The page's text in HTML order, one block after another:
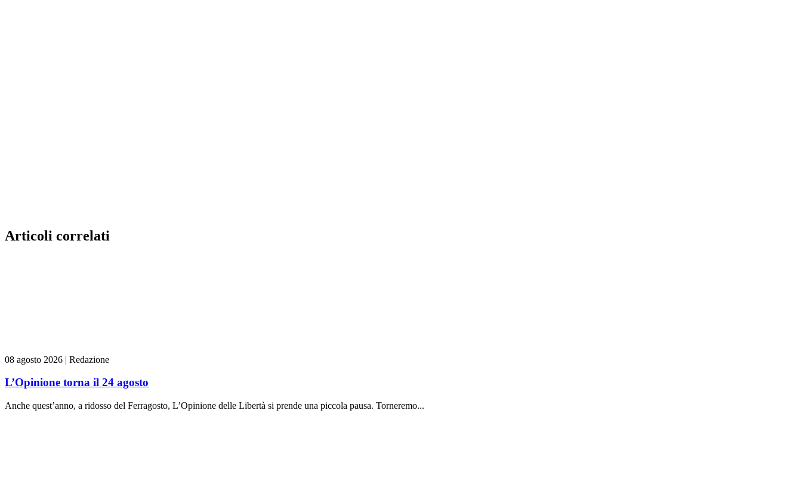
Articoli correlati
08 agosto 2026 | Redazione
L’Opinione torna il 24 agosto
Anche quest’anno, a ridosso del Ferragosto, L’Opinione delle Libertà si prende una piccola pausa. Torneremo...